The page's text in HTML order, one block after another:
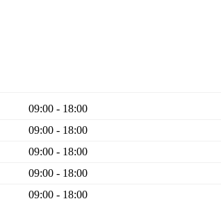
09:00 - 18:00
09:00 - 18:00
09:00 - 18:00
09:00 - 18:00
09:00 - 18:00